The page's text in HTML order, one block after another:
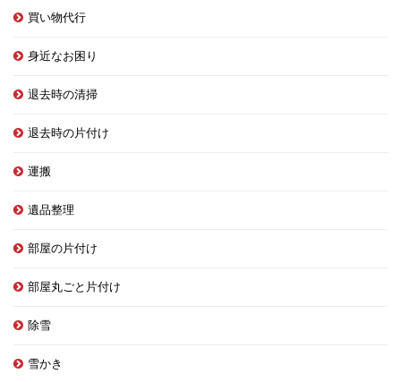
買い物代行
身近なお困り
退去時の清掃
退去時の片付け
運搬
遺品整理
部屋の片付け
部屋丸ごと片付け
除雪
雪かき